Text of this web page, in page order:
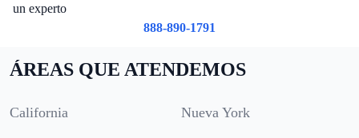
un experto
888-890-1791
ÁREAS QUE ATENDEMOS
California Nueva York